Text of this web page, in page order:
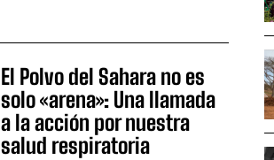
El Polvo del Sahara no es
solo «arena»: Una llamada
a la acción por nuestra
salud respiratoria